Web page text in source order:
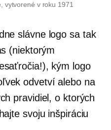
vytvorené v roku 1971
slávne logo sa tak
(niektorým
kým logo
odvetví alebo na
pravidiel, o ktorých
svoju inšpiráciu